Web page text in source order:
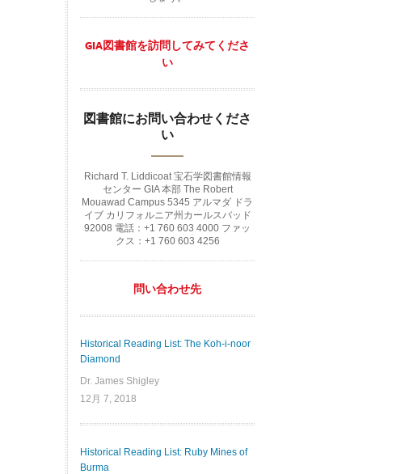
GIA図書館を訪問してみてくださ
い
図書館にお問い合わせくださ
い
Richard T. Liddicoat 宝石学図書館情報
センター GIA 本部 The Robert
Mouawad Campus 5345 アルマダ ドラ
イブ カリフォルニア州カールスバッド
92008 電話：+1 760 603 4000 ファッ
クス：+1 760 603 4256
問い合わせ先
Historical Reading List: The Koh-i-noor
Diamond
Dr. James Shigley
12月 7, 2018
Historical Reading List: Ruby Mines of
Burma